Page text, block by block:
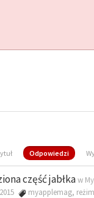
Odpowiedzi
część jabłkaw
myapplemag, reżim